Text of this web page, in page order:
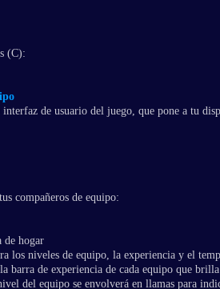
(C):
de usuario del juego, que pone a tu
compañeros de equipo:
de hogar
los niveles de equipo, la experiencia y el
barra de experiencia de cada equipo que
del equipo se envolverá en llamas para